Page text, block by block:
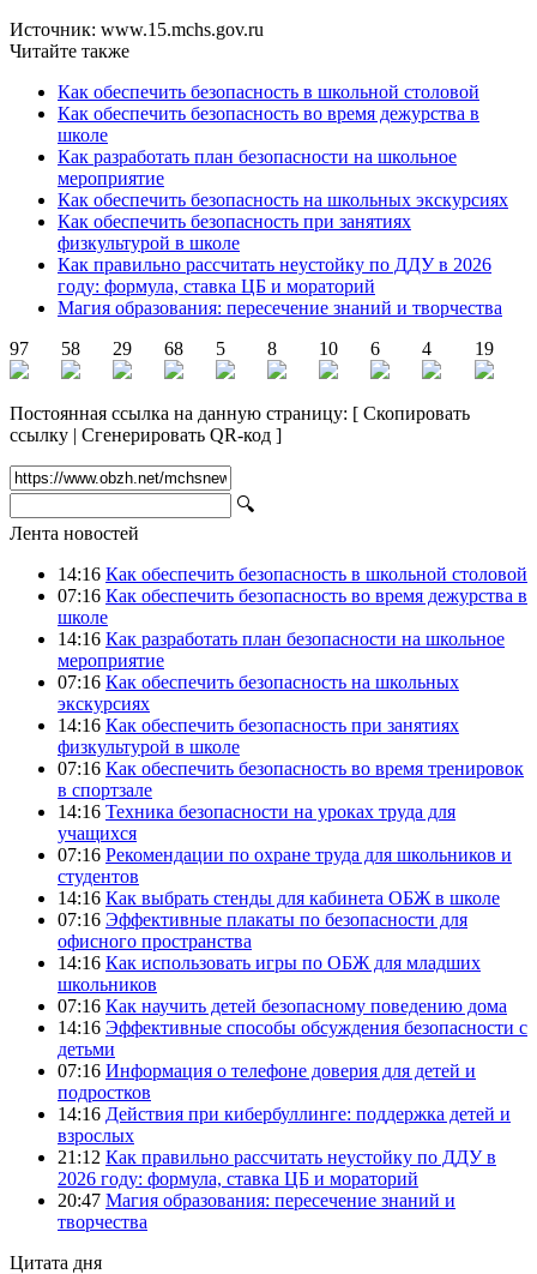
Источник: www.15.mchs.gov.ru
Читайте также
Как обеспечить безопасность в школьной столовой
Как обеспечить безопасность во время дежурства в
школе
Как разработать план безопасности на школьное
мероприятие
Как обеспечить безопасность на школьных экскурсиях
Как обеспечить безопасность при занятиях
физкультурой в школе
Как правильно рассчитать неустойку по ДДУ в 2026
году: формула, ставка ЦБ и мораторий
Магия образования: пересечение знаний и творчества
97
58 29 68 5 8 10 6 4 19
Постоянная ссылка на данную страницу: [ Скопировать
ссылку | Сгенерировать QR-код ]
🔍
Лента новостей
14:16 Как обеспечить безопасность в школьной столовой
07:16 Как обеспечить безопасность во время дежурства в
школе
14:16 Как разработать план безопасности на школьное
мероприятие
07:16 Как обеспечить безопасность на школьных
экскурсиях
14:16 Как обеспечить безопасность при занятиях
физкультурой в школе
07:16 Как обеспечить безопасность во время тренировок
в спортзале
14:16 Техника безопасности на уроках труда для
учащихся
07:16 Рекомендации по охране труда для школьников и
студентов
14:16 Как выбрать стенды для кабинета ОБЖ в школе
07:16 Эффективные плакаты по безопасности для
офисного пространства
14:16 Как использовать игры по ОБЖ для младших
школьников
07:16 Как научить детей безопасному поведению дома
14:16 Эффективные способы обсуждения безопасности с
детьми
07:16 Информация о телефоне доверия для детей и
подростков
14:16 Действия при кибербуллинге: поддержка детей и
взрослых
21:12 Как правильно рассчитать неустойку по ДДУ в
2026 году: формула, ставка ЦБ и мораторий
20:47 Магия образования: пересечение знаний и
творчества
Цитата дня